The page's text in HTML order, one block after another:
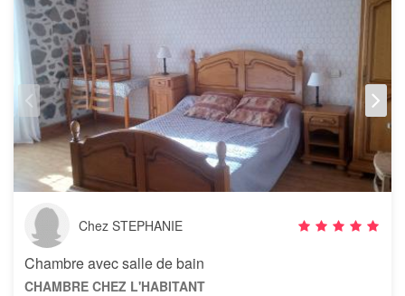
Chez STEPHANIE
Chambre avec salle de bain
CHAMBRE CHEZ L'HABITANT